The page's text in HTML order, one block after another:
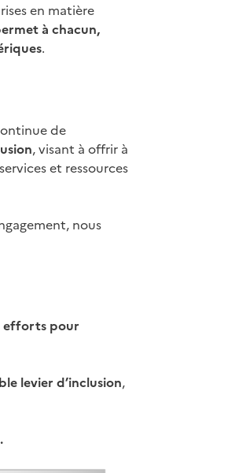
en matière
à chacun,
.
de
, visant à offrir à
et ressources
nous
efforts pour
levier d’inclusion,